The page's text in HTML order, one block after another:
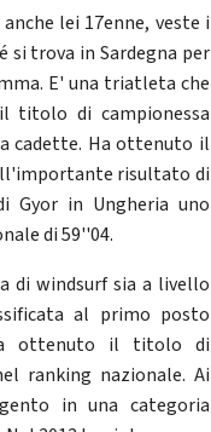
lei 17enne, veste i
trova in Sardegna per
E' una triatleta che
titolo di campionessa
cadette. Ha ottenuto il
risultato di
Gyor in Ungheria uno
di 59''04.
di windsurf sia a livello
al primo posto
ottenuto il titolo di
ranking nazionale. Ai
in una categoria